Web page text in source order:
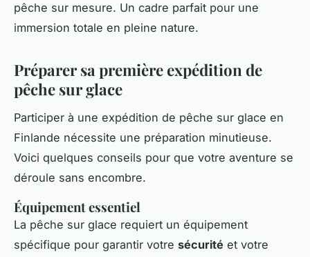
pêche sur mesure. Un cadre parfait pour une
immersion totale en pleine nature.
Préparer sa première expédition de
pêche sur glace
Participer à une expédition de pêche sur glace en
Finlande nécessite une préparation minutieuse.
Voici quelques conseils pour que votre aventure se
déroule sans encombre.
Équipement essentiel
La pêche sur glace requiert un équipement
spécifique pour garantir votre sécurité et votre